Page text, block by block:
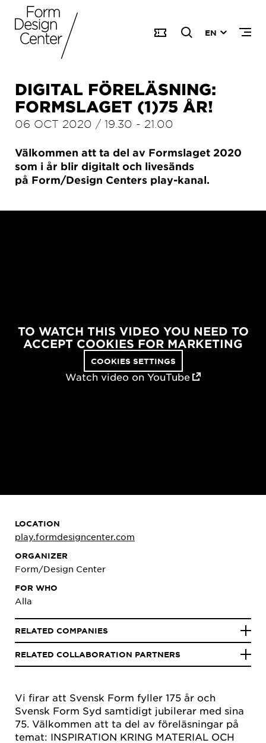
EN
DIGITAL FÖRELÄSNING:
FORMSLAGET (1)75 ÅR!
06 OCT 2020 / 19.30 - 21.00
Välkommen att ta del av Formslaget 2020
som i år blir digitalt och livesänds
på Form/Design Centers play-kanal.
TO WATCH THIS VIDEO YOU NEED TO
ACCEPT COOKIES FOR MARKETING
COOKIES SETTINGS
Watch video on YouTube
Vi firar att Svensk Form fyller 175 år och
Svensk Form Syd samtidigt jubilerar med sina
75. Välkommen att ta del av föreläsningar på
temat: INSPIRATION KRING MATERIAL OCH
LOCATION
play.formdesigncenter.com
ORGANIZER
Form/Design Center
FOR WHO
Alla
RELATED COMPANIES
RELATED COLLABORATION PARTNERS